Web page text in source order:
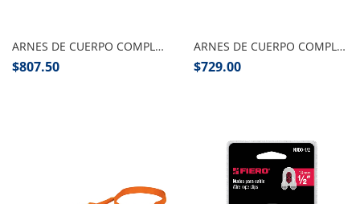
ARNES DE CUERPO COMPLETO 3 ANILLO PZA
$807.50
ARNES DE CUERPO COMPLETO 1 ANILLO CONTRA CAIDAS
$729.00